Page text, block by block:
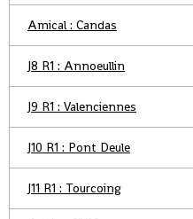
Amical : Candas
J8 R1 : Annoeullin
J9 R1 : Valenciennes
J10 R1 : Pont Deule
J11 R1 : Tourcoing